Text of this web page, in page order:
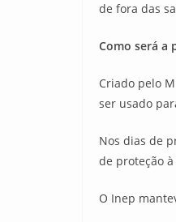
de fora das
Como será a
Criado pelo
ser usado
Nos dias de
de proteção
O Inep